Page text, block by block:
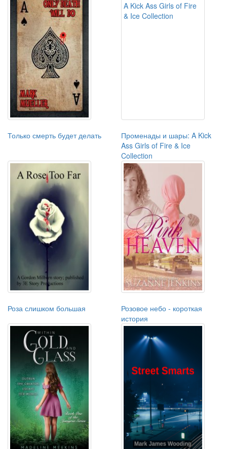
Только смерть будет делать
Променады и шары: A Kick
Ass Girls of Fire & Ice
Collection
Роза слишком большая
Розовое небо - короткая
история